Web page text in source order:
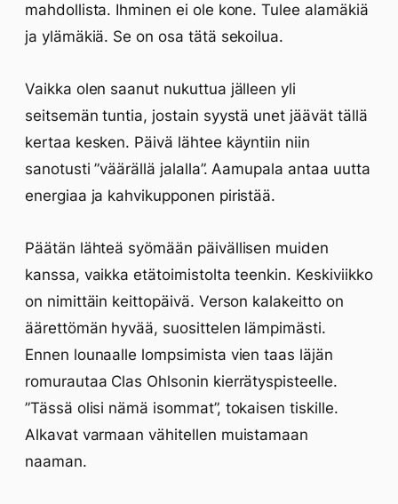
mahdollista. Ihminen ei ole kone. Tulee alamäkiä
ja ylämäkiä. Se on osa tätä sekoilua.
Vaikka olen saanut nukuttua jälleen yli
seitsemän tuntia, jostain syystä unet jäävät tällä
kertaa kesken. Päivä lähtee käyntiin niin
sanotusti ”väärällä jalalla”. Aamupala antaa uutta
energiaa ja kahvikupponen piristää.
Päätän lähteä syömään päivällisen muiden
kanssa, vaikka etätoimistolta teenkin. Keskiviikko
on nimittäin keittopäivä. Verson kalakeitto on
äärettömän hyvää, suosittelen lämpimästi.
Ennen lounaalle lompsimista vien taas läjän
romurautaa Clas Ohlsonin kierrätyspisteelle.
”Tässä olisi nämä isommat”, tokaisen tiskille.
Alkavat varmaan vähitellen muistamaan
naaman.